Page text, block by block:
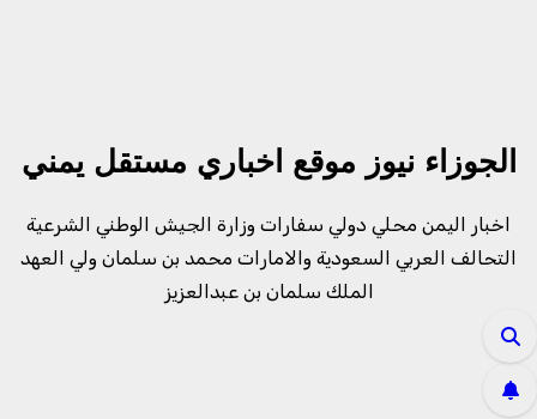
الجوزاء نيوز موقع اخباري مستقل يمني
اخبار اليمن محلي دولي سفارات وزارة الجيش الوطني الشرعية
التحالف العربي السعودية والامارات محمد بن سلمان ولي العهد
الملك سلمان بن عبدالعزيز